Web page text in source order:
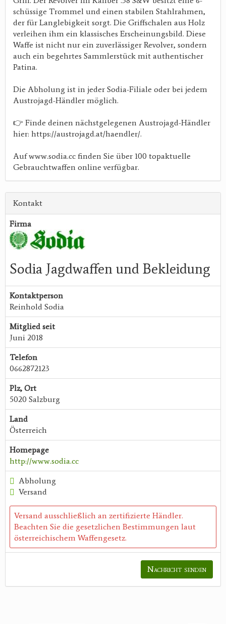
schüssige Trommel und einen stabilen Stahlrahmen,
der für Langlebigkeit sorgt. Die Griffschalen aus Holz
verleihen ihm ein klassisches Erscheinungsbild. Diese
Waffe ist nicht nur ein zuverlässiger Revolver, sondern
auch ein begehrtes Sammlerstück mit authentischer
Patina.
Die Abholung ist in jeder Sodia-Filiale oder bei jedem
Austrojagd-Händler möglich.
👉 Finde deinen nächstgelegenen Austrojagd-Händler
hier: https://austrojagd.at/haendler/.
Auf www.sodia.cc finden Sie über 100 topaktuelle
Gebrauchtwaffen online verfügbar.
Kontakt
Firma
Sodia Jagdwaffen und Bekleidung
Kontaktperson
Reinhold Sodia
Mitglied seit
Juni 2018
Telefon
0662872123
Plz, Ort
5020 Salzburg
Land
Österreich
Homepage
http://www.sodia.cc
Abholung
Versand
Versand ausschließlich an zertifizierte Händler.
Beachten Sie die gesetzlichen Bestimmungen laut
österreichischem Waffengesetz.
Nachricht senden